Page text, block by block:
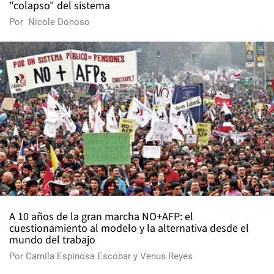
"colapso" del sistema
Por Nicole Donoso
A 10 años de la gran marcha NO+AFP: el
cuestionamiento al modelo y la alternativa desde el
mundo del trabajo
Por Camila Espinosa Escobar y Venus Reyes